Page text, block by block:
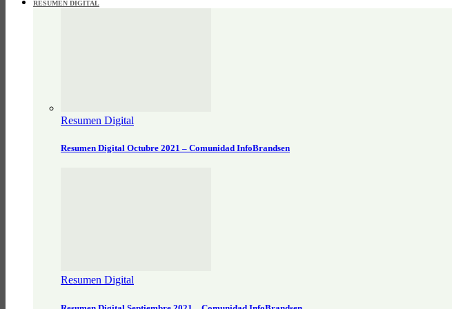
RESUMEN DIGITAL
Resumen Digital
Resumen Digital Octubre 2021 – Comunidad InfoBrandsen
Resumen Digital